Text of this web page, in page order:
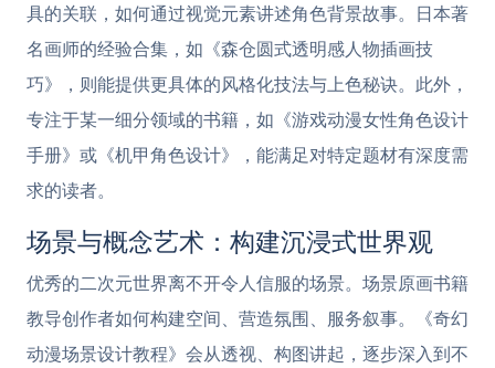
具的关联，如何通过视觉元素讲述角色背景故事。日本著
名画师的经验合集，如《森仓圆式透明感人物插画技
巧》，则能提供更具体的风格化技法与上色秘诀。此外，
专注于某一细分领域的书籍，如《游戏动漫女性角色设计
手册》或《机甲角色设计》，能满足对特定题材有深度需
求的读者。
场景与概念艺术：构建沉浸式世界观
优秀的二次元世界离不开令人信服的场景。场景原画书籍
教导创作者如何构建空间、营造氛围、服务叙事。《奇幻
动漫场景设计教程》会从透视、构图讲起，逐步深入到不